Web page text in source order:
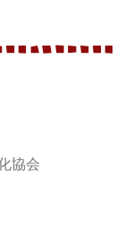
協会